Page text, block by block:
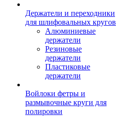
Держатели и переходники
для шлифовальных кругов
Алюминиевые
держатели
Резиновые
держатели
Пластиковые
держатели
Войлоки фетры и
размывочные круги для
полировки